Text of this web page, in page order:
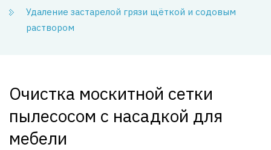
Удаление застарелой грязи щёткой и содовым
раствором
Очистка москитной сетки
пылесосом с насадкой для
мебели